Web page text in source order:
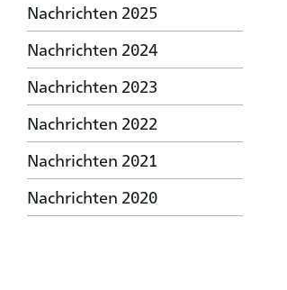
Nachrichten 2025
Nachrichten 2024
Nachrichten 2023
Nachrichten 2022
Nachrichten 2021
Nachrichten 2020